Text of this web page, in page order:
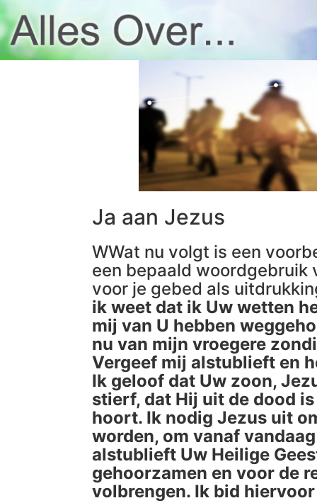
Ja aan Jezus
WWat nu volgt is een
een bepaald woordgebruik
voor je gebed als
ik weet dat ik Uw wetten
mij van U hebben
nu van mijn vroegere
Vergeef mij alstublieft en
Ik geloof dat Uw zoon,
stierf, dat Hij uit de dood
hoort. Ik nodig Jezus uit
worden, om vanaf
alstublieft Uw Heilige
gehoorzamen en voor de
volbrengen. Ik bid